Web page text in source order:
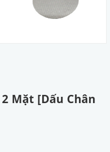
Mặt [Dấu Chân